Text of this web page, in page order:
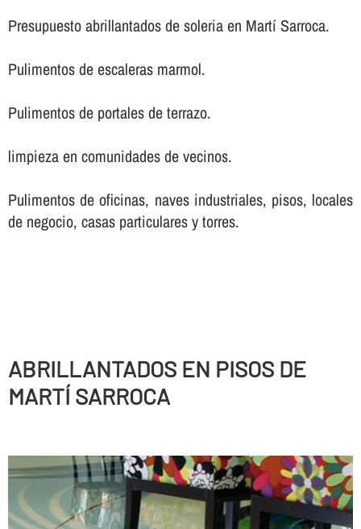
Presupuesto abrillantados de soleria en Martí Sarroca.
Pulimentos de escaleras marmol.
Pulimentos de portales de terrazo.
limpieza en comunidades de vecinos.
Pulimentos de oficinas, naves industriales, pisos, locales
de negocio, casas particulares y torres.
ABRILLANTADOS EN PISOS DE
MARTÍ SARROCA